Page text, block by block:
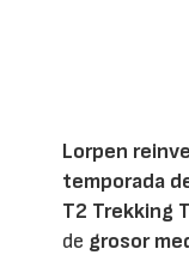
Lorpen
temporada
T2 Trekking
de grosor